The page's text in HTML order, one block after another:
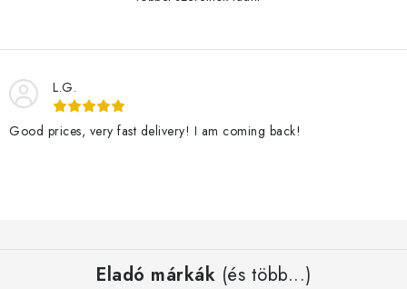
e
l
e
m
L.G.
Good prices, very fast delivery! I am coming back!
Eladó márkák (és több...)